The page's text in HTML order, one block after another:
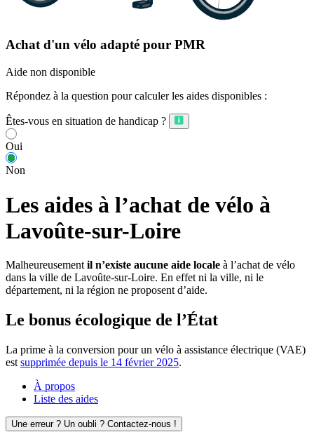
Achat d'un vélo adapté pour PMR
Aide non disponible
Répondez à la question pour calculer les aides disponibles :
Êtes-vous en situation de handicap ?
Oui
Non
Les aides à l’achat de vélo à
Lavoûte-sur-Loire
Malheureusement il n’existe aucune aide locale à l’achat de vélo
dans la ville de Lavoûte-sur-Loire. En effet ni la ville, ni le
département, ni la région ne proposent d’aide.
Le bonus écologique de l’État
La prime à la conversion pour un vélo à assistance électrique (VAE)
est supprimée depuis le 14 février 2025.
À propos
Liste des aides
Une erreur ? Un oubli ? Contactez-nous !